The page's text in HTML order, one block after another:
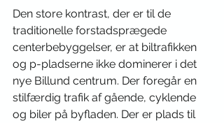
Den store kontrast, der er til de
traditionelle forstadsprægede
centerbebyggelser, er at biltrafikken
og p-pladserne ikke dominerer i det
nye Billund centrum. Der foregår en
stilfærdig trafik af gående, cyklende
og biler på byfladen. Der er plads til